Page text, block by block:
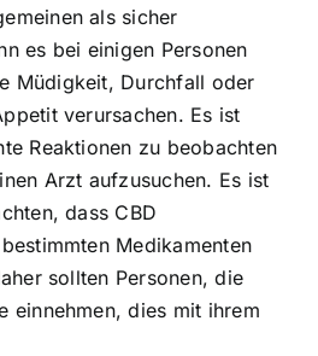
als sicher
es bei einigen Personen
Müdigkeit, Durchfall oder
verursachen. Es ist
Reaktionen zu beobachten
Arzt aufzusuchen. Es ist
dass CBD
Medikamenten
sollten Personen, die
einnehmen, dies mit ihrem